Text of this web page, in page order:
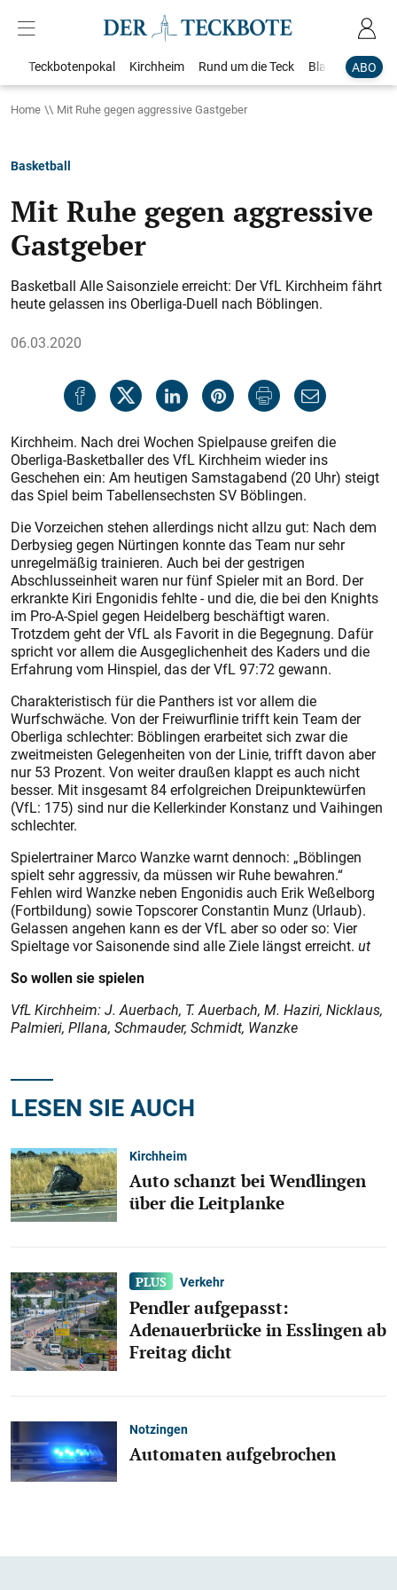
ABO
Teckbotenpokal Kirchheim Rund um die Teck Blaulicht
Home Mit Ruhe gegen aggressive Gastgeber
Basketball
Mit Ruhe gegen aggressive
Gastgeber
Basketball Alle Saisonziele erreicht: Der VfL Kirchheim fährt
heute gelassen ins Oberliga-Duell nach Böblingen.
06.03.2020
Kirchheim. Nach drei Wochen Spielpause greifen die
Oberliga-Basketballer des VfL Kirchheim wieder ins
Geschehen ein: Am heutigen Samstagabend (20 Uhr) steigt
das Spiel beim Tabellensechsten SV Böblingen.
Die Vorzeichen stehen allerdings nicht allzu gut: Nach dem
Derbysieg gegen Nürtingen konnte das Team nur sehr
unregelmäßig trainieren. Auch bei der gestrigen
Abschlusseinheit waren nur fünf Spieler mit an Bord. Der
erkrankte Kiri Engonidis fehlte - und die, die bei den Knights
im Pro-A-Spiel gegen Heidelberg beschäftigt waren.
Trotzdem geht der VfL als Favorit in die Begegnung. Dafür
spricht vor allem die Ausgeglichenheit des Kaders und die
Erfahrung vom Hinspiel, das der VfL 97:72 gewann.
Charakteristisch für die Panthers ist vor allem die
Wurfschwäche. Von der Freiwurflinie trifft kein Team der
Oberliga schlechter: Böblingen erarbeitet sich zwar die
zweitmeisten Gelegenheiten von der Linie, trifft davon aber
nur 53 Prozent. Von weiter draußen klappt es auch nicht
besser. Mit insgesamt 84 erfolgreichen Dreipunktewürfen
(VfL: 175) sind nur die Kellerkinder Konstanz und Vaihingen
schlechter.
Spielertrainer Marco Wanzke warnt dennoch: „Böblingen
spielt sehr aggressiv, da müssen wir Ruhe bewahren.“
Fehlen wird Wanzke neben Engonidis auch Erik Weßelborg
(Fortbildung) sowie Topscorer Constantin Munz (Urlaub).
Gelassen angehen kann es der VfL aber so oder so: Vier
Spieltage vor Saisonende sind alle Ziele längst erreicht. ut
So wollen sie spielen
VfL Kirchheim: J. Auerbach, T. Auerbach, M. Haziri, Nicklaus,
Palmieri, Pllana, Schmauder, Schmidt, Wanzke
LESEN SIE AUCH
Kirchheim
Auto schanzt bei Wendlingen
über die Leitplanke
Verkehr
Pendler aufgepasst:
Adenauerbrücke in Esslingen ab
Freitag dicht
Notzingen
Automaten aufgebrochen